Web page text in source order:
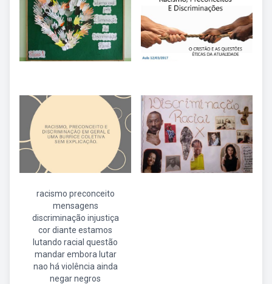
racismo preconceito
mensagens
discriminação injustiça
cor diante estamos
lutando racial questão
mandar embora lutar
nao há violência ainda
negar negros